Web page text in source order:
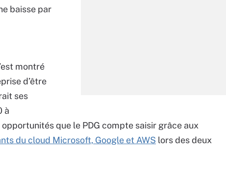
baisse par
montré
d’être
ses
à
que le PDG compte saisir grâce aux
du cloud Microsoft, Google et AWS lors des deux